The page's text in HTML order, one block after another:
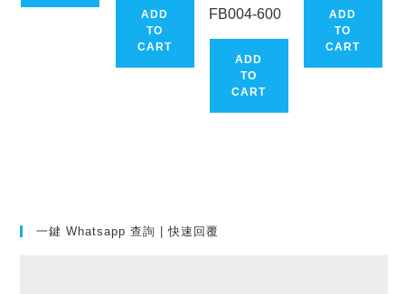
ADD
TO
CART
FB004-600
ADD
TO
CART
ADD
TO
CART
一鍵 Whatsapp 查詢 | 快速回覆